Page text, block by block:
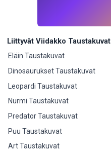
Liittyvät Viidakko Taustakuvat
Eläin Taustakuvat
Dinosaurukset Taustakuvat
Leopardi Taustakuvat
Nurmi Taustakuvat
Predator Taustakuvat
Puu Taustakuvat
Art Taustakuvat